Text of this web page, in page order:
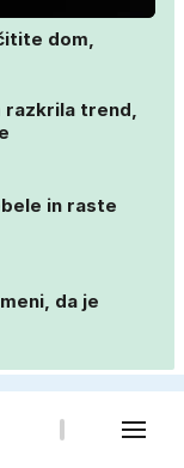
dom,
trend,
in raste
da je